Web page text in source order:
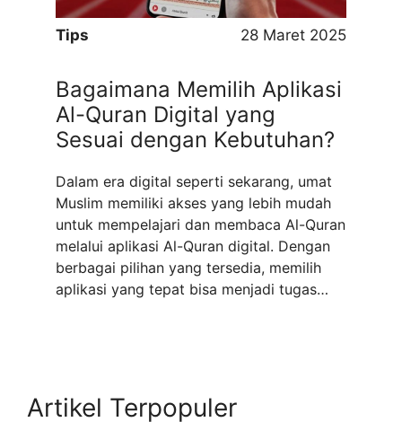
Tips 28 Maret 2025
Bagaimana Memilih Aplikasi
Al-Quran Digital yang
Sesuai dengan Kebutuhan?
Dalam era digital seperti sekarang, umat
Muslim memiliki akses yang lebih mudah
untuk mempelajari dan membaca Al-Quran
melalui aplikasi Al-Quran digital. Dengan
berbagai pilihan yang tersedia, memilih
aplikasi yang tepat bisa menjadi tugas
kebutuhan pribadi Anda. ...
Artikel Terpopuler